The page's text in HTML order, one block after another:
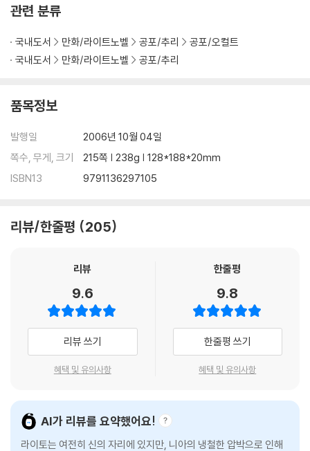
관련 분류
국내도서 만화/라이트노벨 공포/추리
공포/오컬트
국내도서
만화/라이트노벨 공포/추리
품목정보
발행일
2006년 10월 04일
쪽수, 무게, 크기
215쪽 | 238g | 128*188*20mm
ISBN13
9791136297105
리뷰/한줄평 205
리뷰
9.6
리뷰 쓰기
혜택 및 유의사항
한줄평
9.8
한줄평 쓰기
혜택 및 유의사항
AI가 리뷰를 요약했어요!
라이토는 여전히 신의 자리에 있지만, 니아의 냉철한 압박으로 인해